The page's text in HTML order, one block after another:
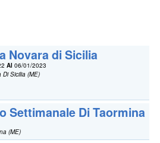
Novara di Sicilia
Al 06/01/2023
Di Sicilia (ME)
Settimanale Di Taormina
(ME)